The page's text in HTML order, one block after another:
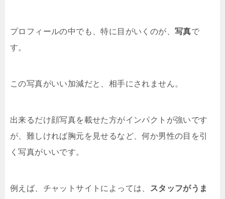
プロフィールの中でも、特に目がいくのが、 写真で
す。
この写真がいい加減だと、相手にされません。
出来るだけ顔写真を載せた方がインパクトが強いです
が、難しければ胸元を見せるなど、何か男性の目を引
く写真がいいです。
例えば、チャットサイトによっては、 スタッフがうま